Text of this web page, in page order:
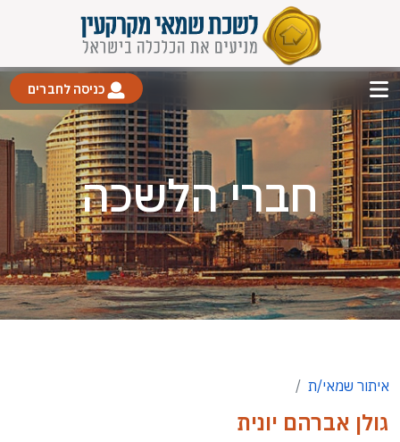
כניסה לחברים
חברי הלשכה
איתור שמאי/ת
גולן אברהם יונית